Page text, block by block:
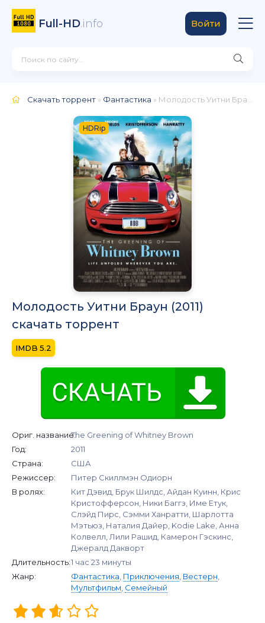
Full-HD.info Войти
Скачать торрент » Фантастика » Молодость Уитни Браун
HDRip
Молодость Уитни Браун (2011)
скачать торрент
5.2
Ориг. название:The Greening of Whitney Brown
Год:
2011
Страна:
США
Режиссер:
Питер Скиллмэн Одиорн
В ролях:
Кит Дэвид, Брук Шилдс, Айдан Куинн, Крис
Кристофферсон, Ники Баггз, Име Етук,
Слэйд Пирс, Сэмми Ханратти, Шарлотта
Мэтьюз, Наталия Дайер, Kodie Lake, Анна
Колвелл, Лили Рашид, Камерон Гэскинс,
Джералд Дакворт
Длительность:1 час 23 минуты
Жанр:
Фантастика Приключения Вестерн
Мультфильм Семейный